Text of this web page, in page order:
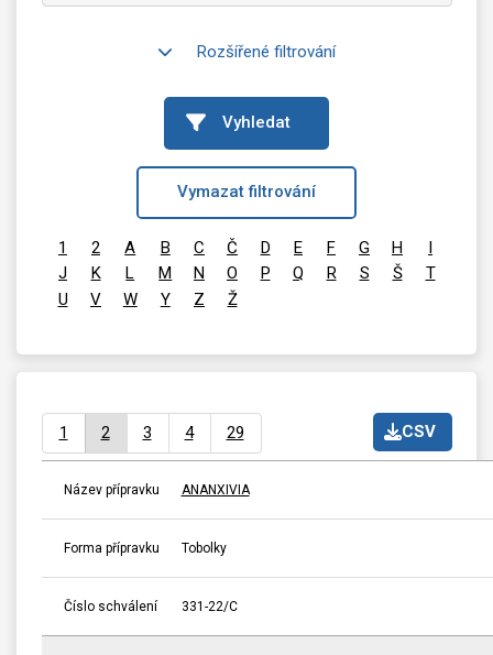
Rozšířené filtrování
Vyhledat
Vymazat filtrování
1 2 A B C Č D E F G H
I
J
K L M N O P Q R S Š
T
U
V W Y Z Ž
CSV
1 2 3 4 29
Název přípravku ANANXIVIA
Forma přípravku Tobolky
Číslo schválení 331-22/C